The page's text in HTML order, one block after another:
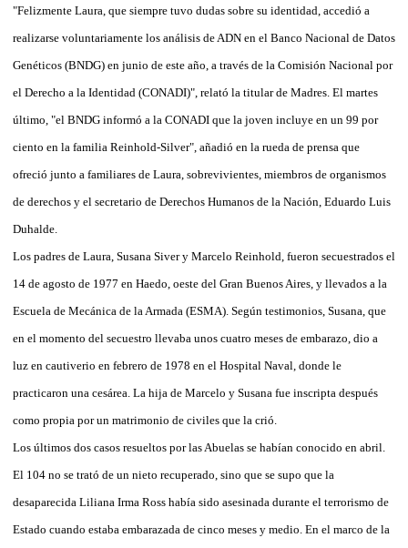
"Felizmente Laura, que siempre tuvo dudas sobre su identidad, accedió a
realizarse voluntariamente los análisis de ADN en el Banco Nacional de Datos
Genéticos (BNDG) en junio de este año, a través de la Comisión Nacional por
el Derecho a la Identidad (CONADI)", relató la titular de Madres. El martes
último, "el BNDG informó a la CONADI que la joven incluye en un 99 por
ciento en la familia Reinhold-Silver", añadió en la rueda de prensa que
ofreció junto a familiares de Laura, sobrevivientes, miembros de organismos
de derechos y el secretario de Derechos Humanos de la Nación, Eduardo Luis
Duhalde.
Los padres de Laura, Susana Siver y Marcelo Reinhold, fueron secuestrados el
14 de agosto de 1977 en Haedo, oeste del Gran Buenos Aires, y llevados a la
Escuela de Mecánica de la Armada (ESMA). Según testimonios, Susana, que
en el momento del secuestro llevaba unos cuatro meses de embarazo, dio a
luz en cautiverio en febrero de 1978 en el Hospital Naval, donde le
practicaron una cesárea. La hija de Marcelo y Susana fue inscripta después
como propia por un matrimonio de civiles que la crió.
Los últimos dos casos resueltos por las Abuelas se habían conocido en abril.
El 104 no se trató de un nieto recuperado, sino que se supo que la
desaparecida Liliana Irma Ross había sido asesinada durante el terrorismo de
Estado cuando estaba embarazada de cinco meses y medio. En el marco de la